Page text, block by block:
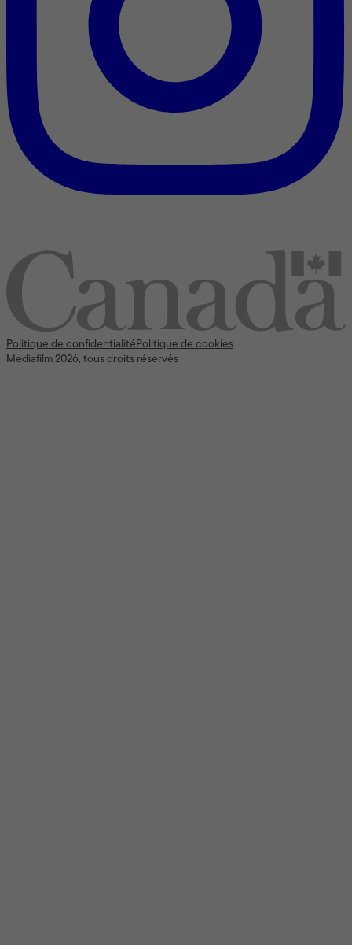
Politique de confidentialité Politique de cookies
Mediafilm 2026, tous droits réservés